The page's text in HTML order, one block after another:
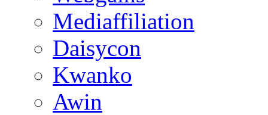
Mediaffiliation
Daisycon
Kwanko
Awin